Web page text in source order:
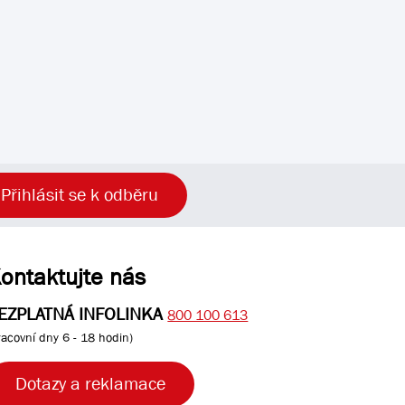
Přihlásit se k odběru
nás
INFOLINKA 800 100 613
dny 6 - 18 hodin)
Dotazy a reklamace